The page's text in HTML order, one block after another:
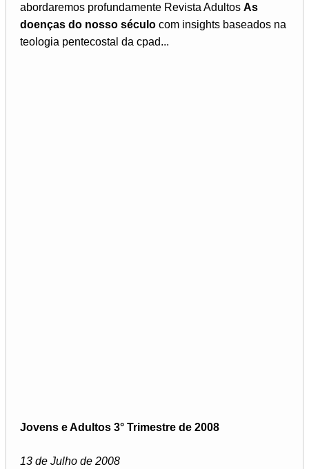
abordaremos profundamente Revista Adultos As
doenças do nosso século com insights baseados na
teologia pentecostal da cpad...
Jovens e Adultos 3° Trimestre de 2008
13 de Julho de 2008